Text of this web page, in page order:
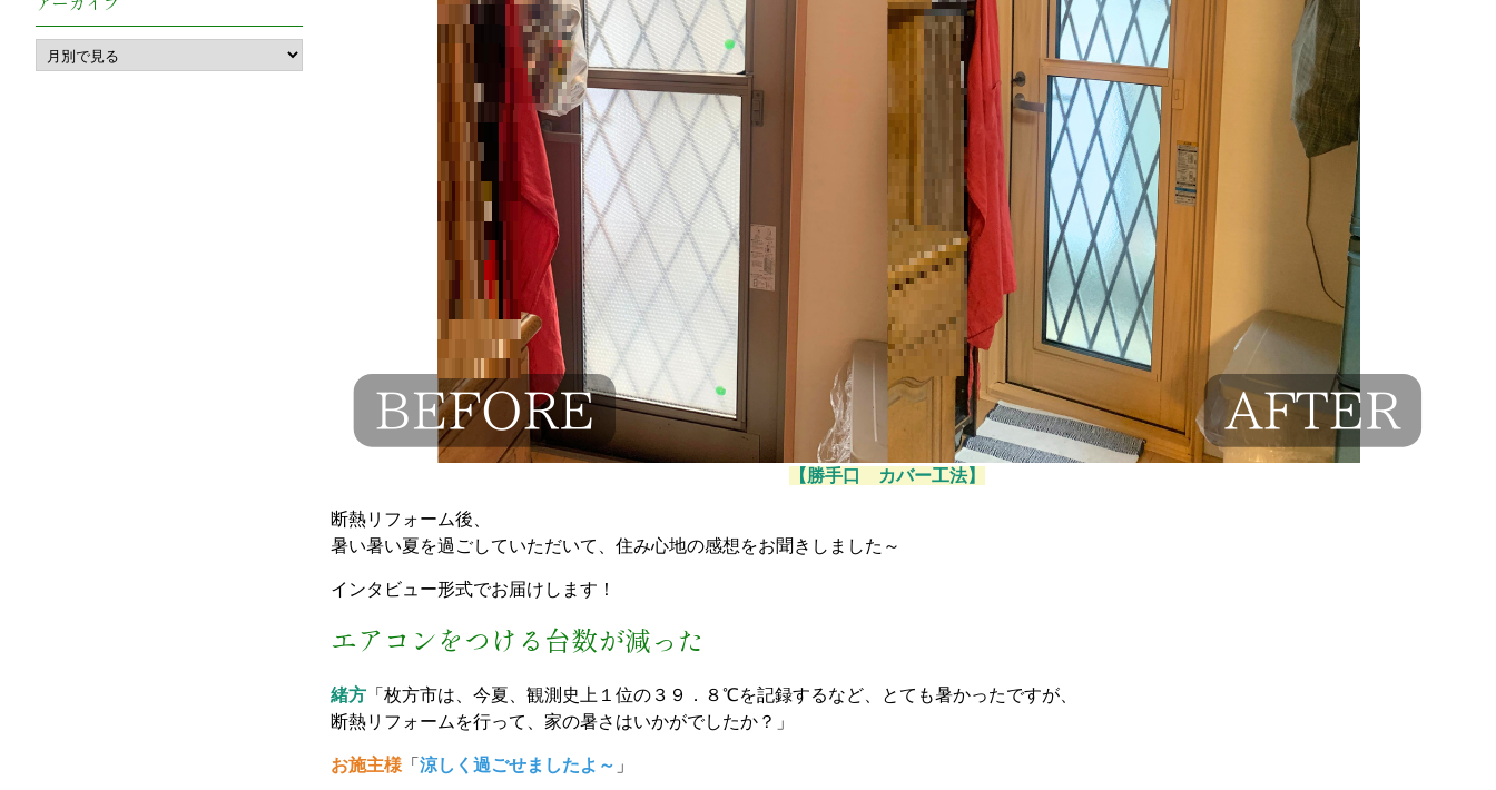
【勝手口 カバー工法】
断熱リフォーム後、
暑い暑い夏を過ごしていただいて、住み心地の感想をお聞きしました～
インタビュー形式でお届けします！
エアコンをつける台数が減った
緒方 「枚方市は、今夏、観測史上１位の３９．８℃を記録するなど、とても暑かったですが、
断熱リフォームを行って、家の暑さはいかがでしたか？」
お施主様 「 涼しく過ごせましたよ～ 」